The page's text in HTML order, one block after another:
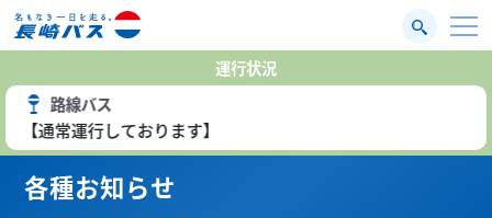
運行状況
路線バス
【通常運行しております】
各種お知らせ